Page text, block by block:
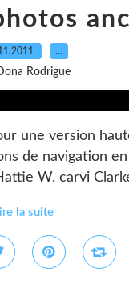
…
Rodrigue
une version
de navigation
W. carvi
la suite